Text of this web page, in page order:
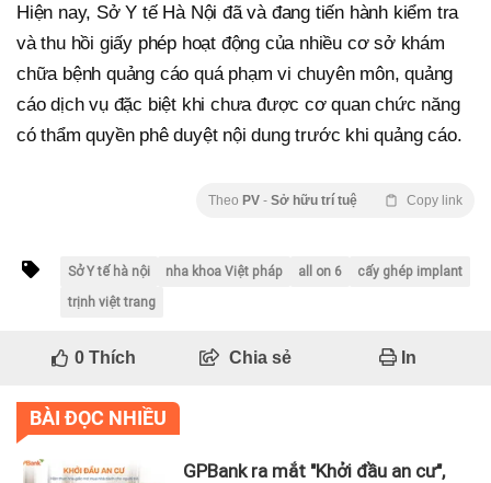
Hiện nay, Sở Y tế Hà Nội đã và đang tiến hành kiểm tra
và thu hồi giấy phép hoạt động của nhiều cơ sở khám
chữa bệnh quảng cáo quá phạm vi chuyên môn, quảng
cáo dịch vụ đặc biệt khi chưa được cơ quan chức năng
có thẩm quyền phê duyệt nội dung trước khi quảng cáo.
Theo PV - Sở hữu trí tuệ Copy link
Sở Y tế hà nội nha khoa Việt pháp all on 6
cấy ghép implant
trịnh việt trang
0Thích Chia sẻ In
BÀI ĐỌC NHIỀU
GPBank ra mắt "Khởi đầu an cư",